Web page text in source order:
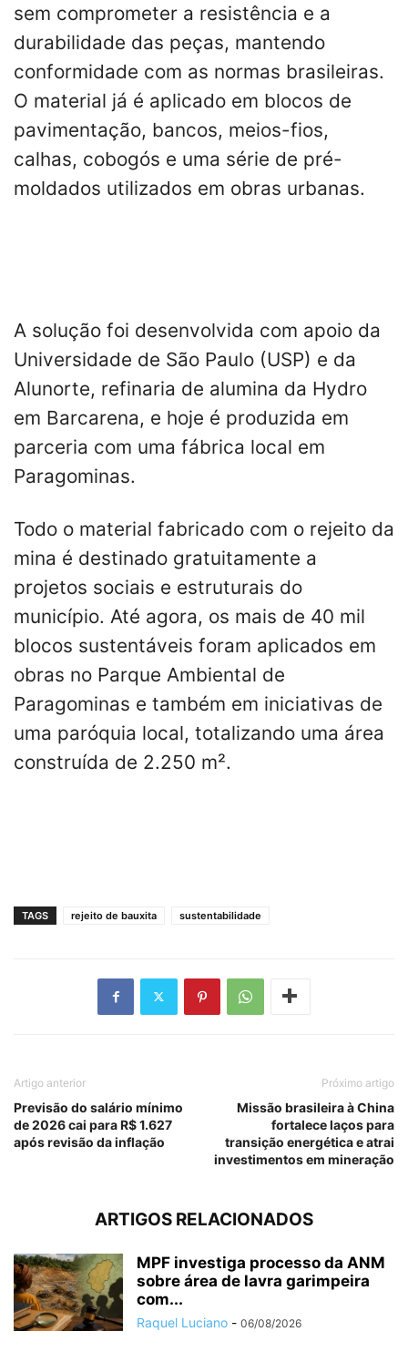
sem comprometer a resistência e a
durabilidade das peças, mantendo
conformidade com as normas brasileiras.
O material já é aplicado em blocos de
pavimentação, bancos, meios-fios,
calhas, cobogós e uma série de pré-
moldados utilizados em obras urbanas.
A solução foi desenvolvida com apoio da
Universidade de São Paulo (USP) e da
Alunorte, refinaria de alumina da Hydro
em Barcarena, e hoje é produzida em
parceria com uma fábrica local em
Paragominas.
Todo o material fabricado com o rejeito da
mina é destinado gratuitamente a
projetos sociais e estruturais do
município. Até agora, os mais de 40 mil
blocos sustentáveis foram aplicados em
obras no Parque Ambiental de
Paragominas e também em iniciativas de
uma paróquia local, totalizando uma área
construída de 2.250 m².
TAGS rejeito de bauxita sustentabilidade
Artigo anterior
Previsão do salário mínimo
de 2026 cai para R$ 1.627
após revisão da inflação
Próximo artigo
Missão brasileira à China
fortalece laços para
transição energética e atrai
investimentos em mineração
ARTIGOS RELACIONADOS
MPF investiga processo da ANM
sobre área de lavra garimpeira
com...
Raquel Luciano - 06/08/2026